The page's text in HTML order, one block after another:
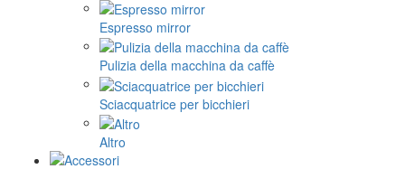
Espresso mirror
Pulizia della macchina da caffè
Sciacquatrice per bicchieri
Altro